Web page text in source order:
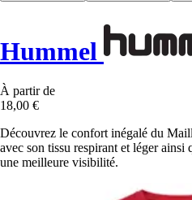
Hummel
À partir de
18,00 €
Découvrez le confort inégalé du
avec son tissu respirant et léger ainsi
une meilleure visibilité.